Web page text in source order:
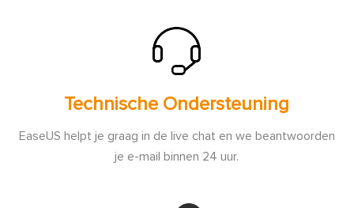
Technische Ondersteuning
EaseUS helpt je graag in de live chat en we beantwoorden
je e-mail binnen 24 uur.